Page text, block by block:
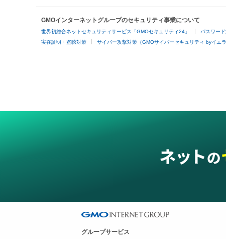
GMOインターネットグループのセキュリティ事業について
世界初総合ネットセキュリティサービス「GMOセキュリティ24」 パスワー
実在証明・盗聴対策 サイバー攻撃対策（GMOサイバーセキュリティ byイエラ
グループサービス